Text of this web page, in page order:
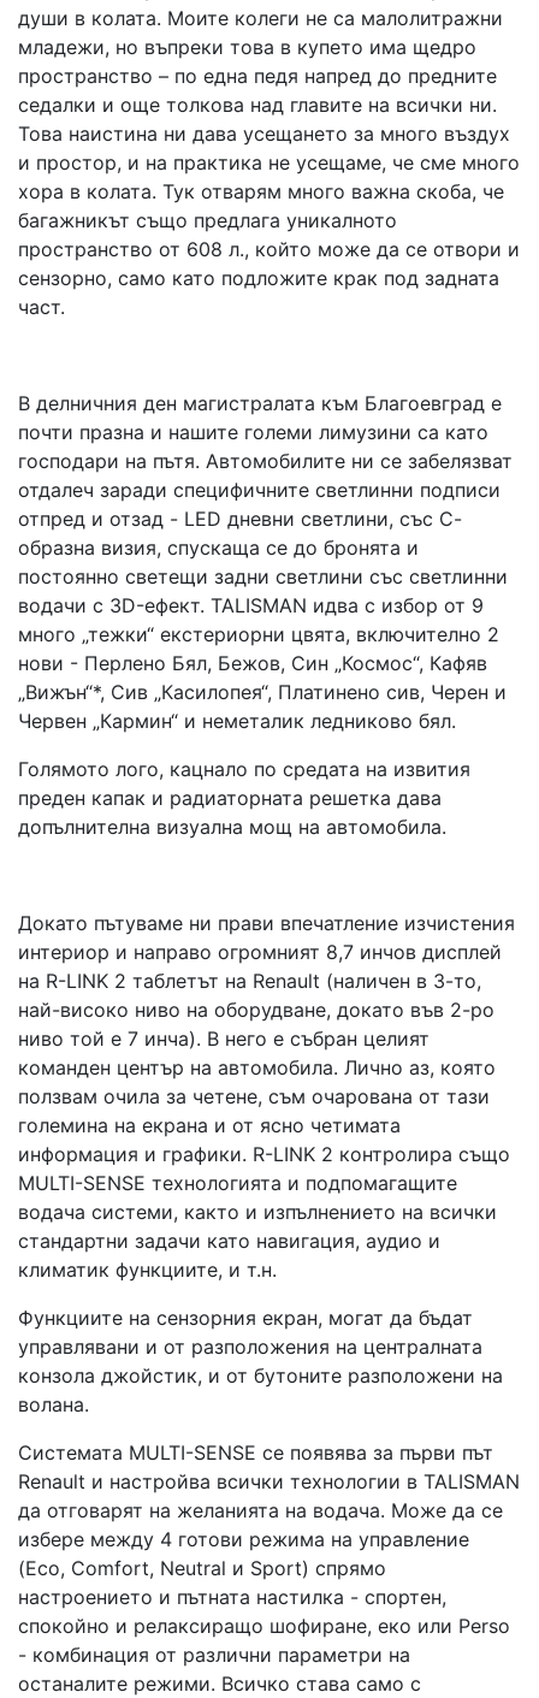
души в колата. Моите колеги не са малолитражни
младежи, но въпреки това в купето има щедро
пространство – по една педя напред до предните
седалки и още толкова над главите на всички ни.
Това наистина ни дава усещането за много въздух
и простор, и на практика не усещаме, че сме много
хора в колата. Тук отварям много важна скоба, че
багажникът също предлага уникалното
пространство от 608 л., който може да се отвори и
сензорно, само като подложите крак под задната
част.
В делничния ден магистралата към Благоевград е
почти празна и нашите големи лимузини са като
господари на пътя. Автомобилите ни се забелязват
отдалеч заради специфичните светлинни подписи
отпред и отзад - LED дневни светлини, със С-
образна визия, спускаща се до бронята и
постоянно светещи задни светлини със светлинни
водачи с 3D-ефект. TALISMAN идва с избор от 9
много „тежки“ екстериорни цвята, включително 2
нови - Перлено Бял, Бежов, Син „Космос“, Кафяв
„Вижън“*, Сив „Касилопея“, Платинено сив, Черен и
Червен „Кармин“ и неметалик ледниково бял.
Голямото лого, кацнало по средата на извития
преден капак и радиаторната решетка дава
допълнителна визуална мощ на автомобила.
Докато пътуваме ни прави впечатление изчистения
интериор и направо огромният 8,7 инчов дисплей
на R-LINK 2 таблетът на Renault (наличен в 3-то,
най-високо ниво на оборудване, докато във 2-ро
ниво той е 7 инча). В него е събран целият
команден център на автомобила. Лично аз, която
ползвам очила за четене, съм очарована от тази
големина на екрана и от ясно четимата
информация и графики. R-LINK 2 контролира също
MULTI-SENSE технологията и подпомагащите
водача системи, както и изпълнението на всички
стандартни задачи като навигация, аудио и
климатик функциите, и т.н.
Функциите на сензорния екран, могат да бъдат
управлявани и от разположения на централната
конзола джойстик, и от бутоните разположени на
волана.
Системата MULTI-SENSE се появява за първи път
Renault и настройва всички технологии в TALISMAN
да отговарят на желанията на водача. Може да се
избере между 4 готови режима на управление
(Eco, Comfort, Neutral и Sport) спрямо
настроението и пътната настилка - спортен,
спокойно и релаксиращо шофиране, еко или Рerso
- комбинация от различни параметри на
останалите режими. Всичко става само с